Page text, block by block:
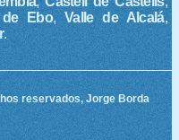
de Ebo,Valle de Alcalá,
.
reservados, Jorge Borda